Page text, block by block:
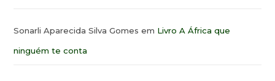
Sonarli Aparecida Silva Gomes em Livro A África que
ninguém te conta